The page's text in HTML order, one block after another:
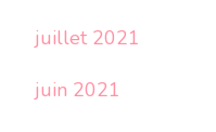
juillet 2021
juin 2021